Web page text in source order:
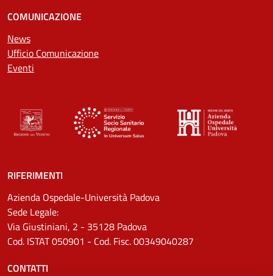
COMUNICAZIONE
News
Ufficio Comunicazione
Eventi
RIFERIMENTI
Azienda Ospedale-Università Padova
Sede Legale:
Via Giustiniani, 2 - 35128 Padova
Cod. ISTAT 050901 - Cod. Fisc. 00349040287
CONTATTI